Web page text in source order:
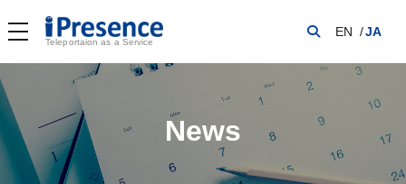
Teleportaion as a Service
EN JA
News